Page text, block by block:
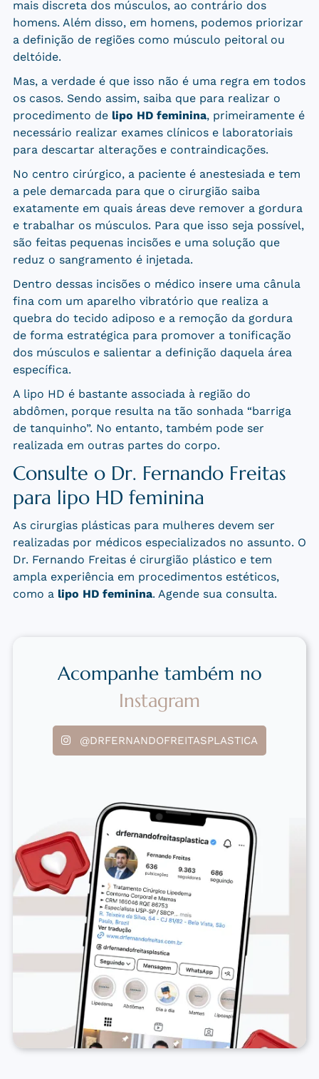
mais discreta dos músculos, ao contrário dos
homens. Além disso, em homens, podemos priorizar
a definição de regiões como músculo peitoral ou
deltóide.
Mas, a verdade é que isso não é uma regra em todos
os casos. Sendo assim, saiba que para realizar o
procedimento de lipo HD feminina, primeiramente é
necessário realizar exames clínicos e laboratoriais
para descartar alterações e contraindicações.
No centro cirúrgico, a paciente é anestesiada e tem
a pele demarcada para que o cirurgião saiba
exatamente em quais áreas deve remover a gordura
e trabalhar os músculos. Para que isso seja possível,
são feitas pequenas incisões e uma solução que
reduz o sangramento é injetada.
Dentro dessas incisões o médico insere uma cânula
fina com um aparelho vibratório que realiza a
quebra do tecido adiposo e a remoção da gordura
de forma estratégica para promover a tonificação
dos músculos e salientar a definição daquela área
específica.
A lipo HD é bastante associada à região do
abdômen, porque resulta na tão sonhada “barriga
de tanquinho”. No entanto, também pode ser
realizada em outras partes do corpo.
Consulte o Dr. Fernando Freitas
para lipo HD feminina
As cirurgias plásticas para mulheres devem ser
realizadas por médicos especializados no assunto. O
Dr. Fernando Freitas é cirurgião plástico e tem
ampla experiência em procedimentos estéticos,
como a lipo HD feminina. Agende sua consulta.
Acompanhe também no
Instagram
@DRFERNANDOFREITASPLASTICA